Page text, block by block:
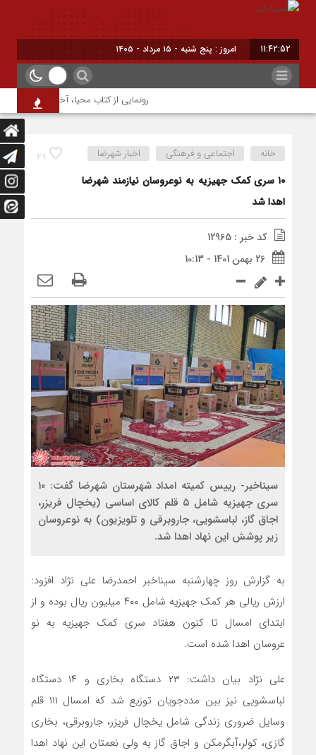
11:42:52 امروز : پنج شنبه - ۱۵ مرداد - ۱۴۰۵
رونمایی از کتاب محیا، آخرین اثر
29 خانه اجتماعی و فرهنگی اخبار شهرضا
۱۰ سری کمک جهیزیه به نوعروسان نیازمند شهرضا
اهدا شد
کد خبر : 12965
26 بهمن 1401 - 10:13
سیناخبر- رییس کمیته امداد شهرستان شهرضا گفت: ۱۰
سری جهیزیه شامل ۵ قلم کالای اساسی (یخچال فریزر،
اجاق گاز، لباسشویی، جاروبرقی و تلویزیون) به نوعروسان
زیر پوشش این نهاد اهدا شد.
به گزارش روز چهارشنبه سیناخبر احمدرضا علی نژاد افزود:
ارزش ریالی هر کمک جهیزیه شامل ۴۰۰ میلیون ریال بوده و از
ابتدای امسال تا کنون هفتاد سری کمک جهیزیه به نو
عروسان اهدا شده است.
علی نژاد بیان داشت: ۲۳ دستگاه بخاری و ۱۴ دستگاه
لباسشویی نیز بین مددجویان توزیع شد که امسال ۱۱۱ قلم
وسایل ضروری زندگی شامل یخچال فریزر، جاروبرقی، بخاری
گازی، کولر،آبگرمکن و اجاق گاز به ولی نعمتان این نهاد اهدا